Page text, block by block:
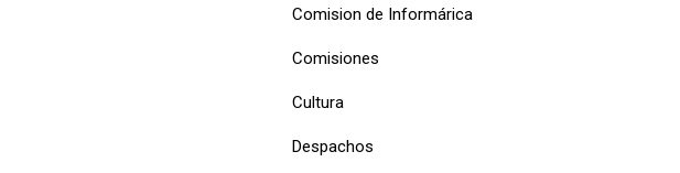
Comision de Informárica
Comisiones
Cultura
Despachos